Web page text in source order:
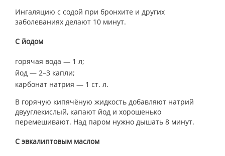
Ингаляцию с содой при бронхите и других
заболеваниях делают 10 минут.
С йодом
горячая вода — 1 л;
йод — 2–3 капли;
карбонат натрия — 1 ст. л.
В горячую кипячёную жидкость добавляют натрий
двууглекислый, капают йод и хорошенько
перемешивают. Над паром нужно дышать 8 минут.
С эвкалиптовым маслом